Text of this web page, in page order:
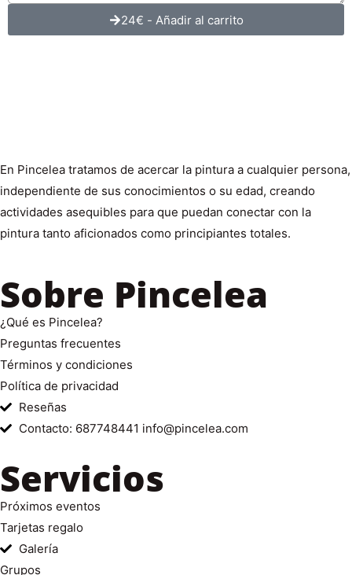
24€ - Añadir al carrito
En Pincelea tratamos de acercar la pintura a cualquier persona,
independiente de sus conocimientos o su edad, creando
actividades asequibles para que puedan conectar con la
pintura tanto aficionados como principiantes totales.
Sobre Pincelea
¿Qué es Pincelea?
Preguntas frecuentes
Términos y condiciones
Política de privacidad
Reseñas
Contacto: 687748441 info@pincelea.com
Servicios
Próximos eventos
Tarjetas regalo
Galería
Grupos